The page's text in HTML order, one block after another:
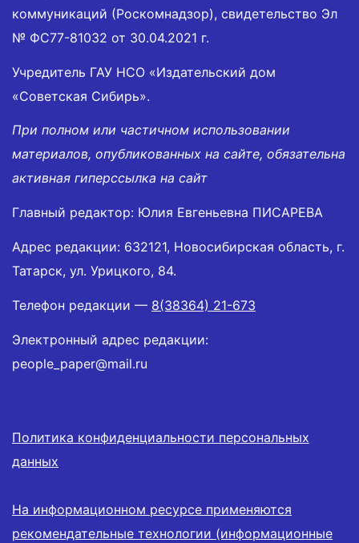
коммуникаций (Роскомнадзор), свидетельство Эл
№ ФС77-81032 от 30.04.2021 г.
Учредитель ГАУ НСО «Издательский дом
«Советская Сибирь».
При полном или частичном использовании
материалов, опубликованных на сайте, обязательна
активная гиперссылка на сайт
Главный редактор: Юлия Евгеньевна ПИСАРЕВА
Адрес редакции: 632121, Новосибирская область, г.
Татарск, ул. Урицкого, 84.
Телефон редакции — 8(38364) 21-673
Электронный адрес редакции:
people_paper@mail.ru
Политика конфиденциальности персональных
данных
На информационном ресурсе применяются
рекомендательные технологии (информационные